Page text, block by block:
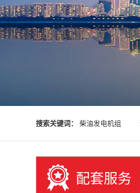
搜索关键词： 柴油发电机组
配套服务